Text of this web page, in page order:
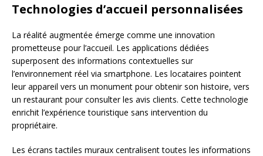
Technologies d’accueil personnalisées
La réalité augmentée émerge comme une innovation
prometteuse pour l’accueil. Les applications dédiées
superposent des informations contextuelles sur
l’environnement réel via smartphone. Les locataires pointent
leur appareil vers un monument pour obtenir son histoire, vers
un restaurant pour consulter les avis clients. Cette technologie
enrichit l’expérience touristique sans intervention du
propriétaire.
Les écrans tactiles muraux centralisent toutes les informations